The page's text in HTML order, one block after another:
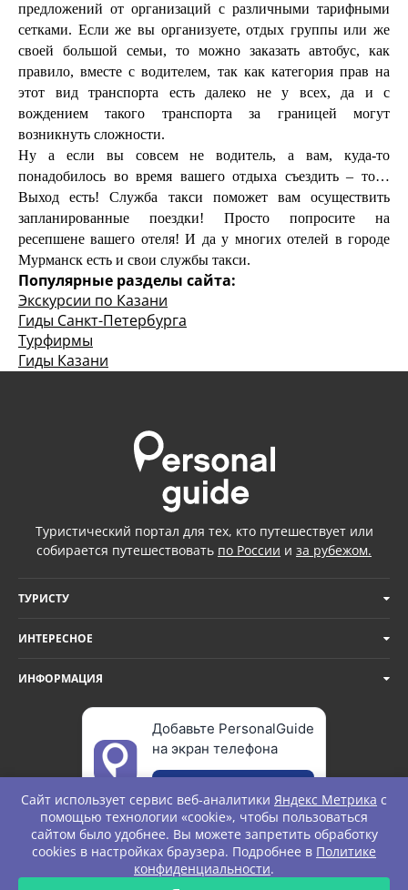
предложений от организаций с различными тарифными
сетками. Если же вы организуете, отдых группы или же
своей большой семьи, то можно заказать автобус, как
правило, вместе с водителем, так как категория прав на
этот вид транспорта есть далеко не у всех, да и с
вождением такого транспорта за границей могут
возникнуть сложности.
Ну а если вы совсем не водитель, а вам, куда-то
понадобилось во время вашего отдыха съездить – то…
Выход есть! Служба такси поможет вам осуществить
запланированные поездки! Просто попросите на
ресепшене вашего отеля! И да у многих отелей в городе
Мурманск есть и свои службы такси.
Популярные разделы сайта:
Экскурсии по Казани
Гиды Санкт-Петербурга
Турфирмы
Гиды Казани
Туристический портал для тех, кто путешествует или
собирается путешествовать по России и за рубежом.
ТУРИСТУ
ИНТЕРЕСНОЕ
ИНФОРМАЦИЯ
Добавьте PersonalGuide
на экран телефона
© Personal Guide. All rights Reserved.
Сайт использует сервис веб-аналитики Яндекс Метрика с
помощью технологии «cookie», чтобы пользоваться
сайтом было удобнее. Вы можете запретить обработку
cookies в настройках браузера. Подробнее в Политике
конфиденциальности.
ЗАПРОС